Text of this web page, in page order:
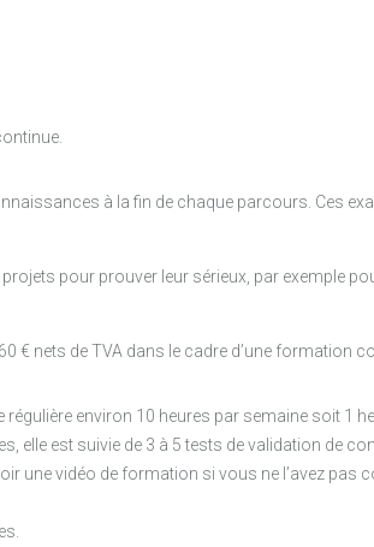
à la fin de chaque parcours. Ces
pour prouver leur sérieux, par exemple
€ nets de TVA dans le cadre d’une formation
environ 10 heures par semaine soit 1
elle est suivie de 3 à 5 tests de validation de
une vidéo de formation si vous ne l’avez pas